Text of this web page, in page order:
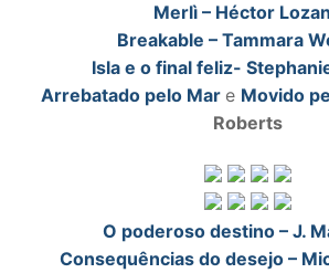
Merlì – Héctor
Breakable – Tammara
Isla e o final feliz-
Arrebatado pelo Mar e Movido
Roberts
O poderoso destino – J.
Consequências do desejo –